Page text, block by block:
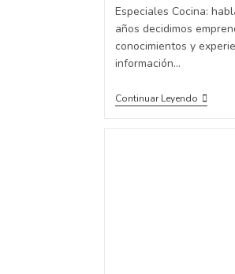
Especiales Cocina:
años decidimos
conocimientos y
información…
Continuar Leyendo